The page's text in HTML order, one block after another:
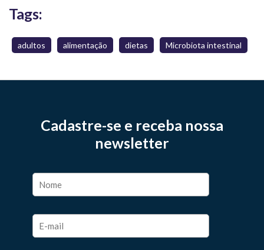
Tags:
adultos alimentação dietas Microbiota intestinal
Cadastre-se e receba nossa
newsletter